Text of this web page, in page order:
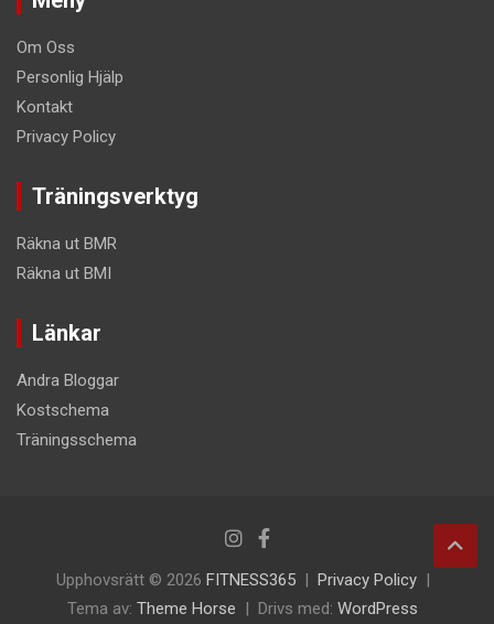
Om Oss
Personlig Hjälp
Kontakt
Privacy Policy
Träningsverktyg
Räkna ut BMR
Räkna ut BMI
Länkar
Andra Bloggar
Kostschema
Träningsschema
Upphovsrätt © 2026 FITNESS365
Privacy Policy
Tema av: Theme Horse Drivs med: WordPress